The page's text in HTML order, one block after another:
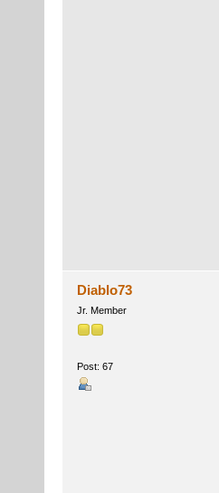
Diablo73
Jr. Member
Post: 67